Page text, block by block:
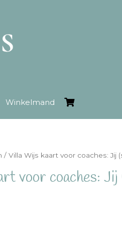
Winkelmand
/ Villa Wijs kaart voor coaches: Jij
voor coaches: Jij